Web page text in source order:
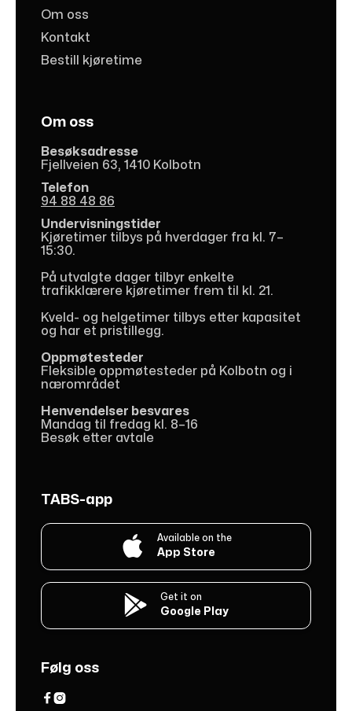
Om oss
Kontakt
Bestill kjøretime
Om oss
Besøksadresse
Fjellveien 63, 1410 Kolbotn
Telefon
94 88 48 86
Undervisningstider
Kjøretimer tilbys på hverdager fra kl. 7–
15:30.
På utvalgte dager tilbyr enkelte
trafikklærere kjøretimer frem til kl. 21.
Kveld- og helgetimer tilbys etter kapasitet
og har et pristillegg.
Oppmøtesteder
Fleksible oppmøtesteder på Kolbotn og i
nærområdet
Henvendelser besvares
Mandag til fredag kl. 8–16
Besøk etter avtale
TABS-app
 Available on the
App Store
 Get it on
Google Play
Følg oss
